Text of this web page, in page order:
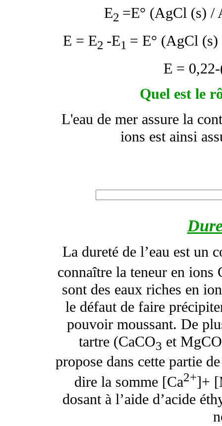
E2 =E° (AgCl (s) /
E = E2 -E1 = E° (AgCl
E =
Quel est le
L'eau de mer assure la
ions est ainsi
La dureté de l’eau est un
connaître la teneur en ions
sont des eaux riches en
le défaut de faire
pouvoir moussant. De
tartre (CaCO3 et MgCO
propose dans cette partie
dire la somme [Ca2+]+
dosant à l’aide d’acide